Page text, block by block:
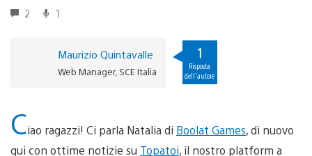
2 1
Maurizio Quintavalle
Web Manager, SCE Italia
1
Risposta
dell'autore
Ciao ragazzi! Ci parla Natalia di Boolat Games, di nuovo
qui con ottime notizie su Topatoi, il nostro platform a